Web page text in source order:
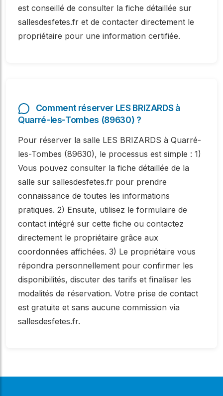
est conseillé de consulter la fiche détaillée sur
sallesdesfetes.fr et de contacter directement le
propriétaire pour une information certifiée.
Comment réserver LES BRIZARDS à
Quarré-les-Tombes (89630) ?
Pour réserver la salle LES BRIZARDS à Quarré-
les-Tombes (89630), le processus est simple : 1)
Vous pouvez consulter la fiche détaillée de la
salle sur sallesdesfetes.fr pour prendre
connaissance de toutes les informations
pratiques. 2) Ensuite, utilisez le formulaire de
contact intégré sur cette fiche ou contactez
directement le propriétaire grâce aux
coordonnées affichées. 3) Le propriétaire vous
répondra personnellement pour confirmer les
disponibilités, discuter des tarifs et finaliser les
modalités de réservation. Votre prise de contact
est gratuite et sans aucune commission via
sallesdesfetes.fr.